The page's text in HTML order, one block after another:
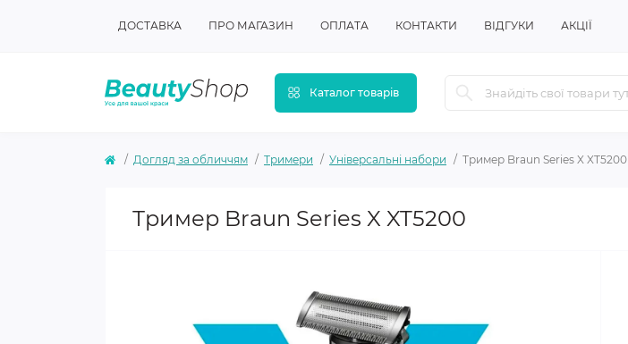
ДОСТАВКА ПРО МАГАЗИН ОПЛАТА КОНТАКТИ ВІДГУКИ АКЦІЇ
Каталог товарів
Догляд за обличчям Тримери Універсальні набори Тример Braun Series X XT5200
Тример Braun Series X XT5200